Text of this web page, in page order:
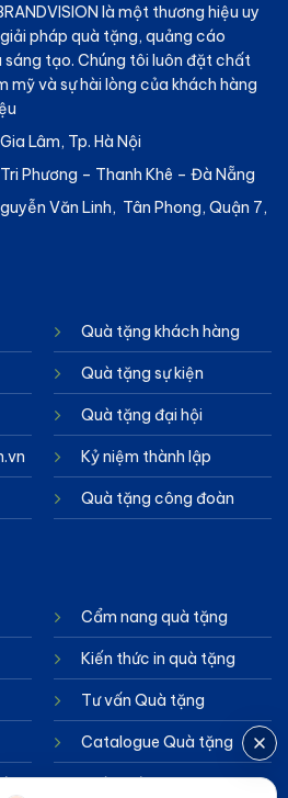
là một thương hiệu uy
pháp quà tặng, quảng cáo
tạo. Chúng tôi luôn đặt chất
mỹ và sự hài lòng của khách hàng
Lâm, Tp. Hà Nội
Phương – Thanh Khê – Đà Nẵng
Văn Linh, Tân Phong, Quận 7,
Quà tặng khách hàng
Quà tặng sự kiện
Quà tặng đại hội
Kỷ niệm thành lập
Quà tặng công đoàn
Cẩm nang quà tặng
Kiến thức in quà tặng
Tư vấn Quà tặng
Catalogue Quà tặng
Chính sách cookie